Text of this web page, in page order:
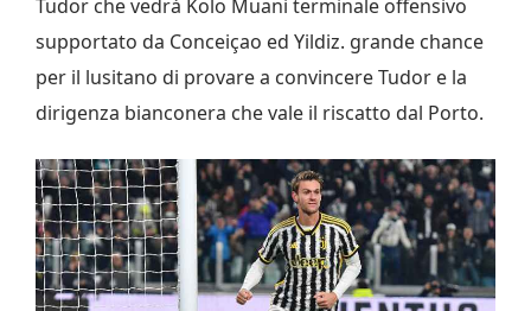
Tudor che vedrà Kolo Muani terminale offensivo
supportato da Conceiçao ed Yildiz. grande chance
per il lusitano di provare a convincere Tudor e la
dirigenza bianconera che vale il riscatto dal Porto.